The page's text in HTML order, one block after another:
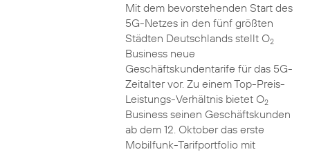
Mit dem bevorstehenden Start des
5G-Netzes in den fünf größten
Städten Deutschlands stellt O2
Business neue
Geschäftskundentarife für das 5G-
Zeitalter vor. Zu einem Top-Preis-
Leistungs-Verhältnis bietet O2
Business seinen Geschäftskunden
ab dem 12. Oktober das erste
Mobilfunk-Tarifportfolio mit